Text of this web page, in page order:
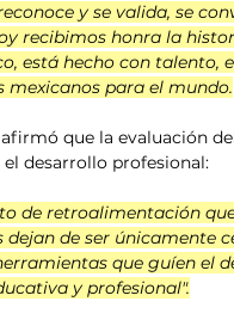
y se valida, se
recibimos honra la
está hecho con talento,
mexicanos para el mundo.
afirmó que la evaluación
desarrollo profesional:
de retroalimentación
dejan de ser
que guíen el
y profesional".